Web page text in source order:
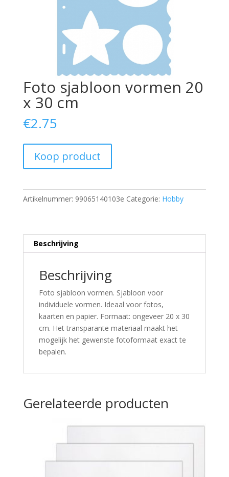
Foto sjabloon vormen 20
x 30 cm
€2.75
Koop product
Artikelnummer: 99065140103e Categorie: Hobby
Beschrijving
Beschrijving
Foto sjabloon vormen. Sjabloon voor
individuele vormen. Ideaal voor fotos,
kaarten en papier. Formaat: ongeveer 20 x 30
cm. Het transparante materiaal maakt het
mogelijk het gewenste fotoformaat exact te
bepalen.
Gerelateerde producten